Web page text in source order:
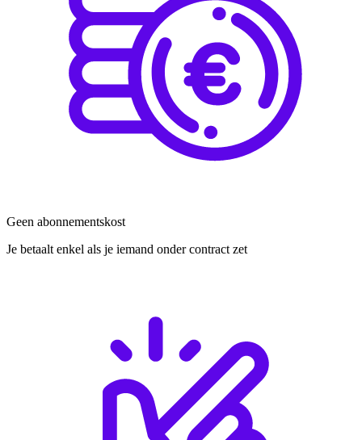
Geen abonnementskost
Je betaalt enkel als je iemand onder contract zet